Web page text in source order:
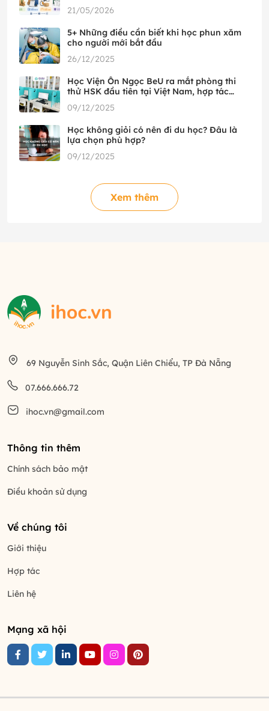
21/05/2026
5+ Những điều cần biết khi học phun xăm
cho người mới bắt đầu
26/12/2025
Học Viện Ôn Ngọc BeU ra mắt phòng thi
thử HSK đầu tiên tại Việt Nam, hợp tác
09/12/2025
Học không giỏi có nên đi du học? Đâu là
lựa chọn phù hợp?
09/12/2025
Xem thêm
69 Nguyễn Sinh Sắc, Quận Liên Chiểu, TP Đà Nẵng
07.666.666.72
ihoc.vn@gmail.com
Thông tin thêm
Chính sách bảo mật
Điều khoản sử dụng
Về chúng tôi
Giới thiệu
Hợp tác
Liên hệ
Mạng xã hội